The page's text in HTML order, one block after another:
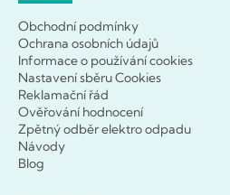
Obchodní podmínky
Ochrana osobních údajů
Informace o používání cookies
Nastavení sběru Cookies
Reklamační řád
Ověřování hodnocení
Zpětný odběr elektro odpadu
Návody
Blog